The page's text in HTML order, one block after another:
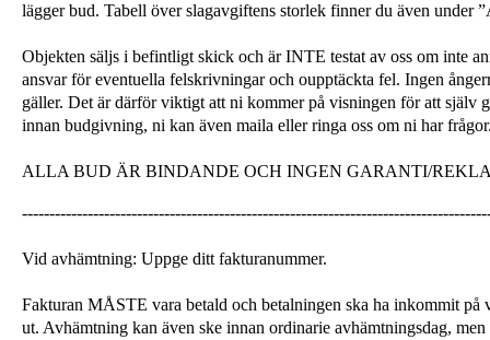
lägger bud. Tabell över slagavgiftens storlek finner du även under
Objekten säljs i befintligt skick och är INTE testat av oss om inte
ansvar för eventuella felskrivningar och oupptäckta fel. Ingen
gäller. Det är därför viktigt att ni kommer på visningen för att själv
innan budgivning, ni kan även maila eller ringa oss om ni har
ALLA BUD ÄR BINDANDE OCH INGEN GARANTI/
Vid avhämtning: Uppge ditt fakturanummer.
Fakturan MÅSTE vara betald och betalningen ska ha inkommit på
ut. Avhämtning kan även ske innan ordinarie avhämtningsdag,